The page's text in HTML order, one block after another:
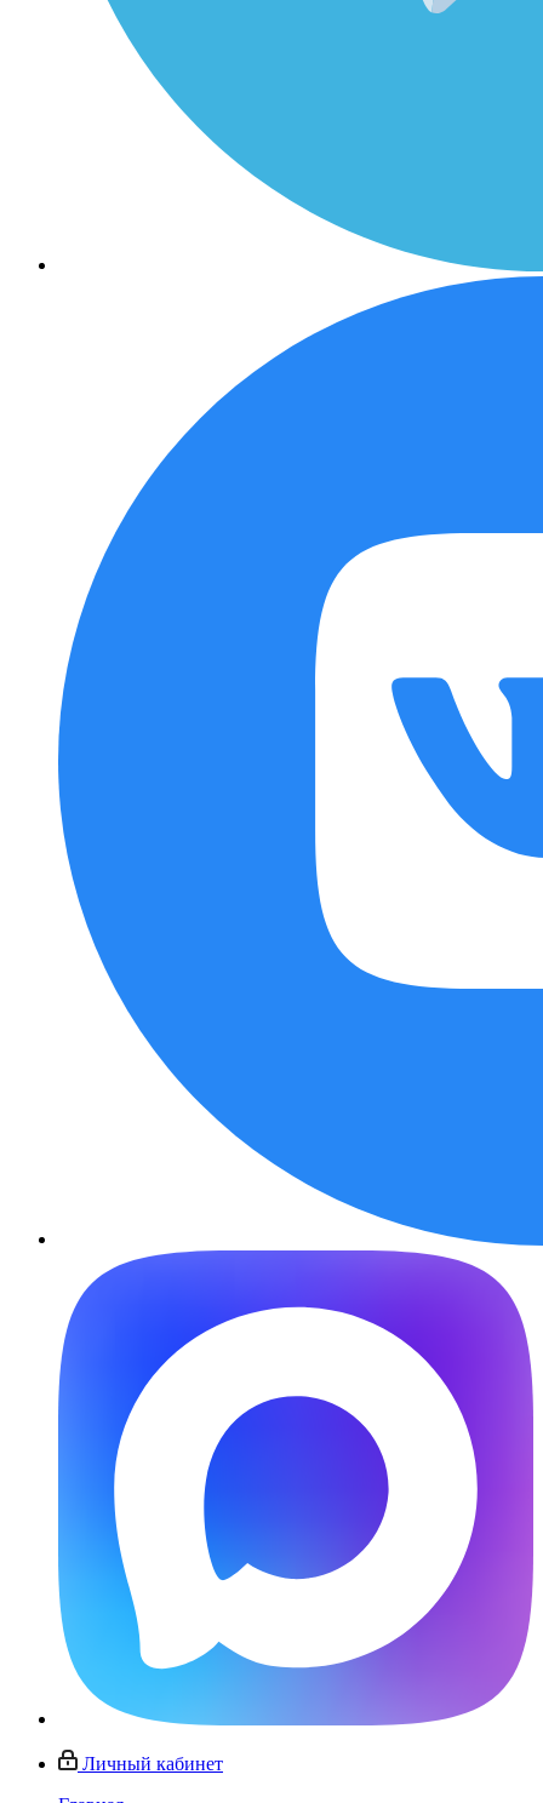
Личный кабинет